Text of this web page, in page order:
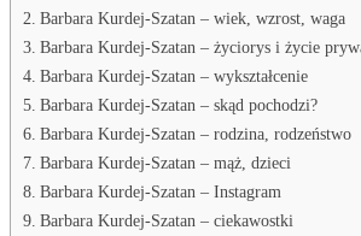
Barbara Kurdej-Szatan – wiek, wzrost, waga
Barbara Kurdej-Szatan – życiorys i życie
Barbara Kurdej-Szatan – wykształcenie
Barbara Kurdej-Szatan – skąd pochodzi?
Barbara Kurdej-Szatan – rodzina, rodzeństwo
Barbara Kurdej-Szatan – mąż, dzieci
Barbara Kurdej-Szatan – Instagram
Barbara Kurdej-Szatan – ciekawostki